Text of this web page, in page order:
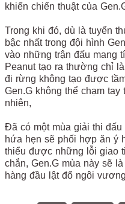
khiến chiến thuật của
Trong khi đó, dù là tuyển
bậc nhất trong đội hình
vào những trận đấu mang
Peanut tạo ra thường chỉ
đi rừng không tạo được
Gen.G không thể chạm
nhiên,
Đã có một mùa giải thi đấu
hứa hẹn sẽ phối hợp ăn ý
thiểu được những lỗi giao
chắn, Gen.G mùa này sẽ
hàng đầu lật đổ ngôi